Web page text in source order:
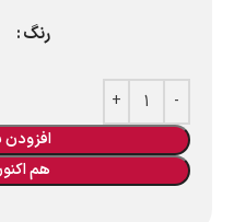
رنگ
افزودن
هم